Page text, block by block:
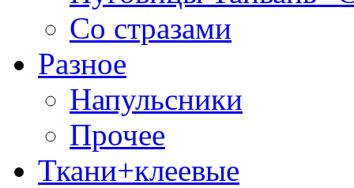
Со стразами
Разное
Напульсники
Прочее
Ткани+клеевые